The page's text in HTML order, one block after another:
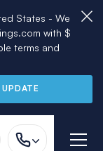
States - We
with $
terms and
UPDATE